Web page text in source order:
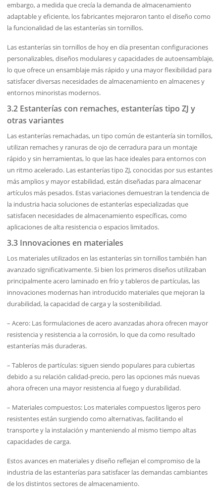
embargo, a medida que crecía la demanda de almacenamiento
adaptable y eficiente, los fabricantes mejoraron tanto el diseño como
la funcionalidad de las estanterías sin tornillos.
Las estanterías sin tornillos de hoy en día presentan configuraciones
personalizables, diseños modulares y capacidades de autoensamblaje,
lo que ofrece un ensamblaje más rápido y una mayor flexibilidad para
satisfacer diversas necesidades de almacenamiento en almacenes y
entornos minoristas modernos.
3.2 Estanterías con remaches, estanterías tipo ZJ y
otras variantes
Las estanterías remachadas, un tipo común de estantería sin tornillos,
utilizan remaches y ranuras de ojo de cerradura para un montaje
rápido y sin herramientas, lo que las hace ideales para entornos con
un ritmo acelerado. Las estanterías tipo ZJ, conocidas por sus estantes
más amplios y mayor estabilidad, están diseñadas para almacenar
artículos más pesados. Estas variaciones demuestran la tendencia de
la industria hacia soluciones de estanterías especializadas que
satisfacen necesidades de almacenamiento específicas, como
aplicaciones de alta resistencia o espacios limitados.
3.3 Innovaciones en materiales
Los materiales utilizados en las estanterías sin tornillos también han
avanzado significativamente. Si bien los primeros diseños utilizaban
principalmente acero laminado en frío y tableros de partículas, las
innovaciones modernas han introducido materiales que mejoran la
durabilidad, la capacidad de carga y la sostenibilidad.
– Acero: Las formulaciones de acero avanzadas ahora ofrecen mayor
resistencia y resistencia a la corrosión, lo que da como resultado
estanterías más duraderas.
– Tableros de partículas: siguen siendo populares para cubiertas
debido a su relación calidad-precio, pero las opciones más nuevas
ahora ofrecen una mayor resistencia al fuego y durabilidad.
– Materiales compuestos: Los materiales compuestos ligeros pero
resistentes están surgiendo como alternativas, facilitando el
transporte y la instalación y manteniendo al mismo tiempo altas
capacidades de carga.
Estos avances en materiales y diseño reflejan el compromiso de la
industria de las estanterías para satisfacer las demandas cambiantes
de los distintos sectores de almacenamiento.